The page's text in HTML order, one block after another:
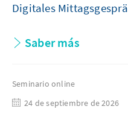
Digitales
Saber más
Seminario online
24 de septiembre de 2026